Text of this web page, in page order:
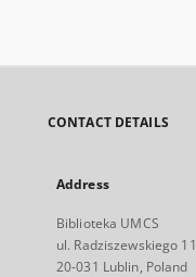
CONTACT DETAILS
Address
Biblioteka UMCS
ul. Radziszewskiego 11
20-031 Lublin, Poland